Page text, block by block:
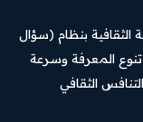
الثقافية بنظام (سؤال
المعرفة وسرعة
الثقافي